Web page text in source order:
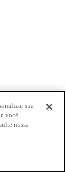
sua
você
nossa